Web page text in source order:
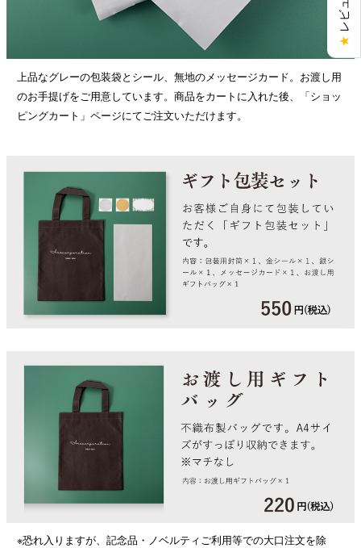
上品なグレーの包装袋とシール、無地のメッセージカード。お渡し用
のお手提げをご用意しています。商品をカートに入れた後、「ショッ
ピングカート」ページにてご注文いただけます。
※恐れ入りますが、記念品・ノベルティご利用等での大口注文を除
★